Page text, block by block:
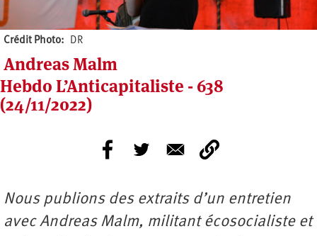
Crédit Photo DR
Andreas Malm
Hebdo L’Anticapitaliste - 638
(24/11/2022)
Nous publions des extraits d’un entretien
avecAndreas Malm, militant écosocialiste et